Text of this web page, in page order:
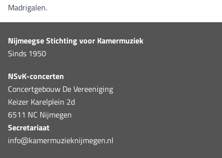
Madrigalen.
Nijmeegse Stichting voor Kamermuziek
Sinds 1950
NSvK-concerten
Concertgebouw De Vereeniging
Keizer Karelplein 2d
6511 NC Nijmegen
Secretariaat
info@kamermuzieknijmegen.nl